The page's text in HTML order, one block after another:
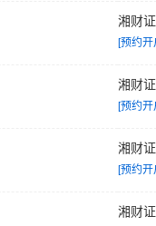
湘财
[预约开
湘财
[预约开
湘财
[预约开
湘财